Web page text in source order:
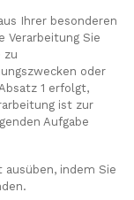
Ihrer besonderen
Verarbeitung Sie
zu
oder
1 erfolgt,
ist zur
Aufgabe
ausüben, indem Sie